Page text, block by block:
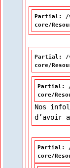
Partial: /
core/
Partial: /
core/
Partial: /
core/
Nos
d’avoir
Partial: /
core/